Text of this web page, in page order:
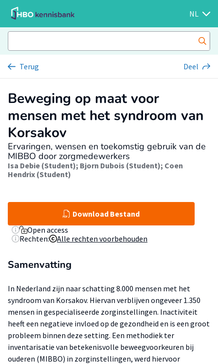
NL
Terug Deel
Beweging op maat voor
mensen met het syndroom van
Korsakov
Ervaringen, wensen en toekomstig gebruik van de
MIBBO door zorgmedewerkers
Isa Debie (Student); Bjorn Dubois (Student); Coen
Hendrix (Student)
Download Bestand
Open access
Rechten:
Alle rechten voorbehouden
Samenvatting
In Nederland zijn naar schatting 8.000 mensen met het
syndroom van Korsakov. Hiervan verblijven ongeveer 1.350
mensen in gespecialiseerde zorginstellingen. Inactiviteit
heeft een negatieve invloed op de gezondheid en is een groot
probleem binnen deze setting. Een methodiek ter
inventarisatie van betekenisvolle beweegvoorkeuren bij
ouderen (MIBBO) in zorginstellingen, werd hiervoor